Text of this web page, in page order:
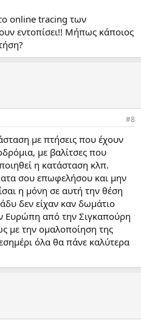
online tracing των
εντοπίσει!! Μήπως κάποιος
#8
με πτήσεις που έχουν
με βαλίτσες που
η κατάσταση κλπ.
σου επωφελήσου και μην
η μόνη σε αυτή την θέση
δεν είχαν καν δωμάτιο
Ευρώπη από την Σιγκαπούρη
με την ομαλοποίηση της
όλα θα πάνε καλύτερα